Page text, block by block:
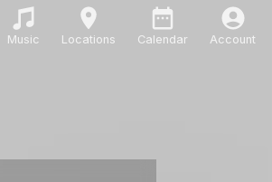
Music Locations Calendar Account